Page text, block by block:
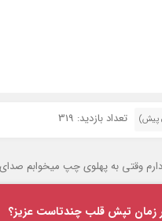
تعداد بازدید: 319
تپش قلبم اذیتم میکنه. فشارم رو گرفتم ۱۱ روی
زمان تپش قلب چندتاست عزیز؟